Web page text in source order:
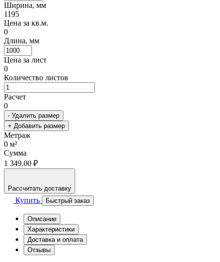
Ширина, мм
1195
Цена за кв.м.
0
Длина, мм
Цена за лист
0
Количество листов
Расчет
0
- Удалить размер
+ Добавить размер
Метраж
0 м²
Сумма
1 349.00 ₽
Рассчитать доставку
Купить Быстрый заказ
Описание
Характеристики
Доставка и оплата
Отзывы